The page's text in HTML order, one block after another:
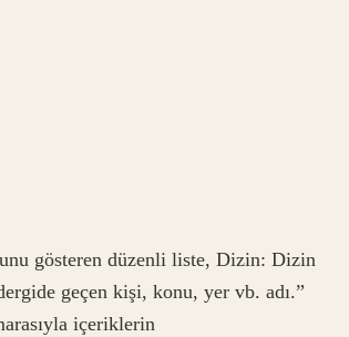
gösteren düzenli liste, Dizin: Dizin
geçen kişi, konu, yer vb. adı.”
içeriklerin